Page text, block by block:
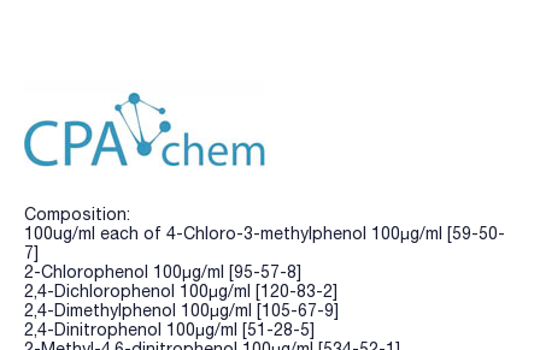
Composition:
100ug/ml each of 4-Chloro-3-methylphenol 100µg/ml [59-50-
7]
2-Chlorophenol 100µg/ml [95-57-8]
2,4-Dichlorophenol 100µg/ml [120-83-2]
2,4-Dimethylphenol 100µg/ml [105-67-9]
2,4-Dinitrophenol 100µg/ml [51-28-5]